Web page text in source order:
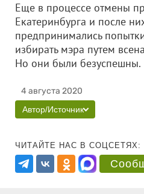
Еще в процессе отмены
Екатеринбурга и после
предпринимались
избирать мэра путем
Но они были
4 августа 2020
Автор/Источник
ЧИТАЙТЕ НАС В СОЦСЕТЯХ: